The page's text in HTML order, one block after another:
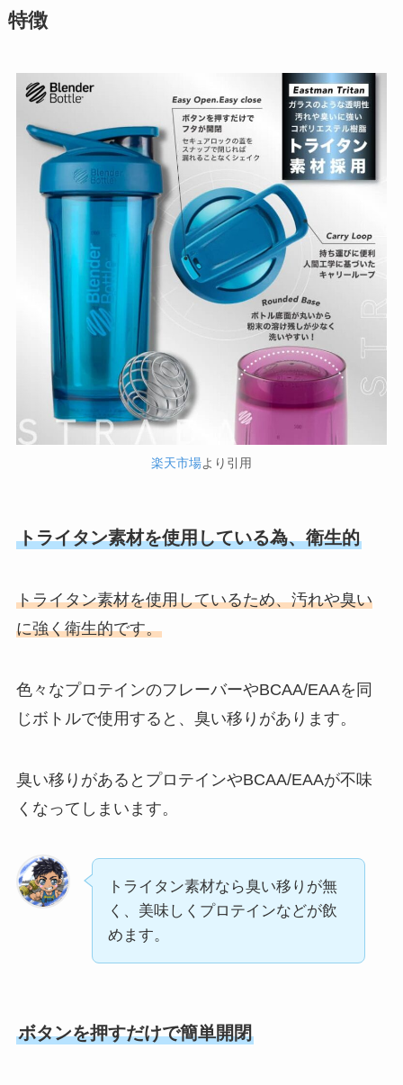
特徴
楽天市場より引用
トライタン素材を使用している為、衛生的
トライタン素材を使用しているため、汚れや臭い
に強く衛生的です。
色々なプロテインのフレーバーやBCAA/EAAを同
じボトルで使用すると、臭い移りがあります。
臭い移りがあるとプロテインやBCAA/EAAが不味
くなってしまいます。
トライタン素材なら臭い移りが無
く、美味しくプロテインなどが飲
めます。
ボタンを押すだけで簡単開閉